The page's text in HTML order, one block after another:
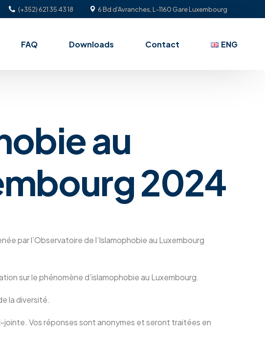
(+352) 621 35 43 18 6 Bd d’Avranches, L-1160 Gare Luxembourg
FAQ Downloads Contact ENG
au
2024
par l’Observatoire de l’Islamophobie au Luxembourg
sur le phénomène d’islamophobie au Luxembourg.
la diversité.
jointe. Vos réponses sont anonymes et seront traitées en